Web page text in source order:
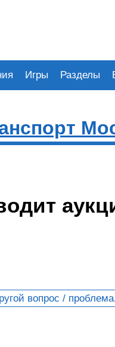
Игры Разделы
вопрос /